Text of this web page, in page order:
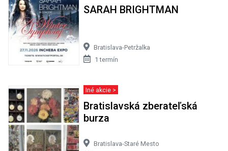
SARAH BRIGHTMAN
Bratislava-Petržalka
1 termín
Iné akcie >
Bratislavská zberateľská
burza
Bratislava-Staré Mesto